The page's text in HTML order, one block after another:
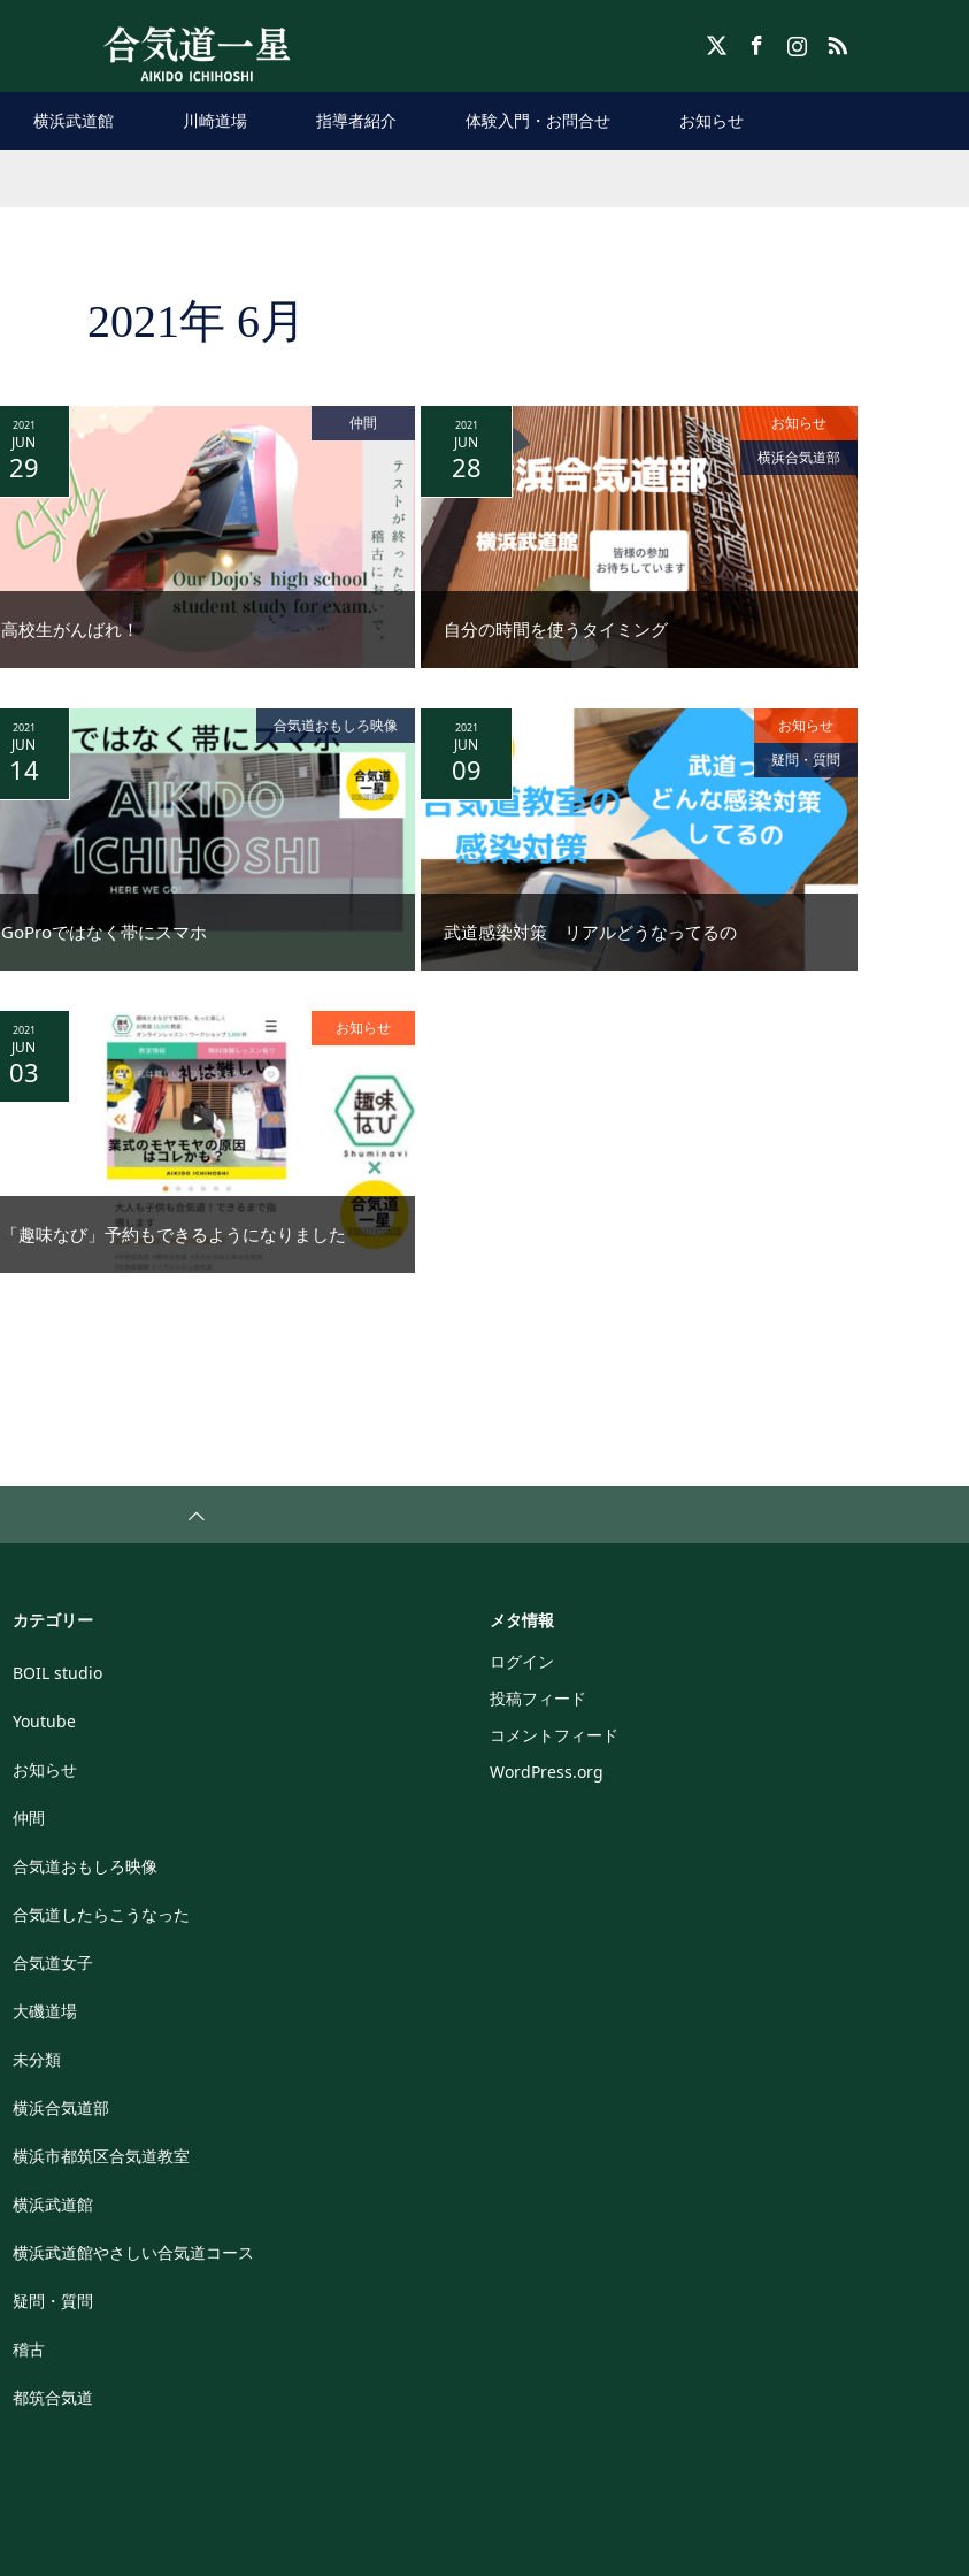
横浜武道館 川崎道場 指導者紹介 体験入門・お問合せ お知らせ
2021年 6月
高校生がんばれ！
2021
JUN
29
仲間
自分の時間を使うタイミング
2021
JUN
28
お知らせ
横浜合気道部
GoProではなく帯にスマホ
2021
JUN
14
合気道おもしろ映像
武道感染対策 リアルどうなってるの
2021
JUN
09
お知らせ
疑問・質問
「趣味なび」予約もできるようになりました
2021
JUN
03
お知らせ
カテゴリー
BOIL studio
Youtube
お知らせ
仲間
合気道おもしろ映像
合気道したらこうなった
合気道女子
大磯道場
未分類
横浜合気道部
横浜市都筑区合気道教室
横浜武道館
横浜武道館やさしい合気道コース
疑問・質問
稽古
都筑合気道
メタ情報
ログイン
投稿フィード
コメントフィード
WordPress.org